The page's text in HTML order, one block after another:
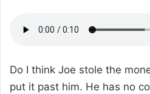
Do I think Joe stole the
put it past him. He has no